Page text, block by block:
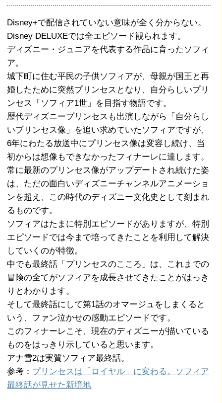
Disney+で配信されていない意味が全く分からない。
Disney DELUXEでは全エピソード観られます。
ディズニー・ジュニアを代表する作品に育ったソフィ
ア。
城下町に住む平民の子供ソフィアが、母親が国王と再
婚したために突然プリンセスとなり、自分らしいプリ
ンセス「ソフィア1世」を目指す物語です。
歴代ディズニープリンセスも出演しながら「自分らし
いプリンセス像」を追い求めていたソフィアですが、
6年にわたる放送中にプリンセス像は変容し続け、当
初からは想像もできなかったフィナーレに達します。
常に最新のプリンセス像がアップデートされ続けた姿
は、ただの面白いディズニーチャンネルアニメーショ
ンを超え、この時代のディズニー文化史として刻まれ
るものです。
ソフィアはたまに特別エピソードがありますが、特別
エピソードでは今まで培ってきたことを利用して解決
していくのが特徴。
中でも最終話「プリンセスのこころ」は、これまでの
冒険の全てがソフィアを成長させてきたことがはっき
りとわかります。
そして最終話にして第1話のオマージュをしまくると
いう、ファン泣かせの感動エピソードです。
このフィナーレこそ、現在のディズニーが描いている
ものをはっきり示していると思います。
アナ雪2は実質ソフィア最終話。
参考： プリンセスは「ロイヤル」に変わる。ソフィア
最終話が見せた新境地